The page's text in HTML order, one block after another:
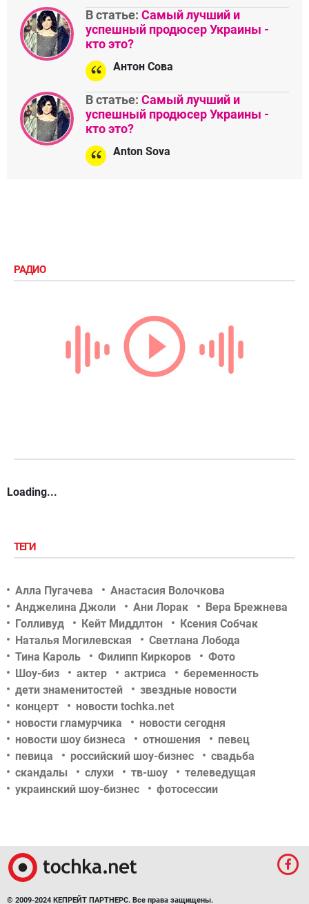
В статье: Самый лучший и
успешный продюсер Украины -
кто это?
Антон Сова
В статье: Самый лучший и
успешный продюсер Украины -
кто это?
Anton Sova
РАДИО
Loading...
ТЕГИ
Алла Пугачева
Анастасия Волочкова
Анджелина Джоли
Ани Лорак
Вера Брежнева
Голливуд
Кейт Миддлтон
Ксения Собчак
Наталья Могилевская
Светлана Лобода
Тина Кароль
Филипп Киркоров
Фото
Шоу-биз
актер актриса
беременность
дети знаменитостей
звездные новости
концерт
новости tochka.net
новости гламурчика
новости сегодня
новости шоу бизнеса
отношения
певец
певица
российский шоу-бизнес
свадьба
скандалы
слухи тв-шоу
телеведущая
украинский шоу-бизнес
фотосессии
© 2009-2024 КЕПРЕЙТ ПАРТНЕРС. Все права защищены.